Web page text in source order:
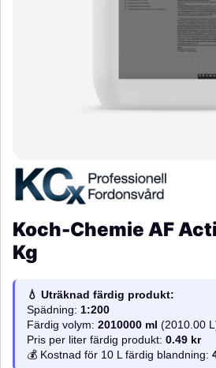
Koch-Chemie AF
Kg
💧 Uträknad färdig produkt:
Spädning: 1:200
Färdig volym: 2010000 ml (2010.00
Pris per liter färdig produkt: 0.49 kr
💰 Kostnad för 10 L färdig blandning: